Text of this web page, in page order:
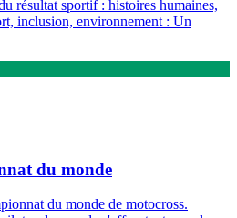
résultat sportif : histoires humaines,
inclusion, environnement : Un
du monde
du monde de motocross.